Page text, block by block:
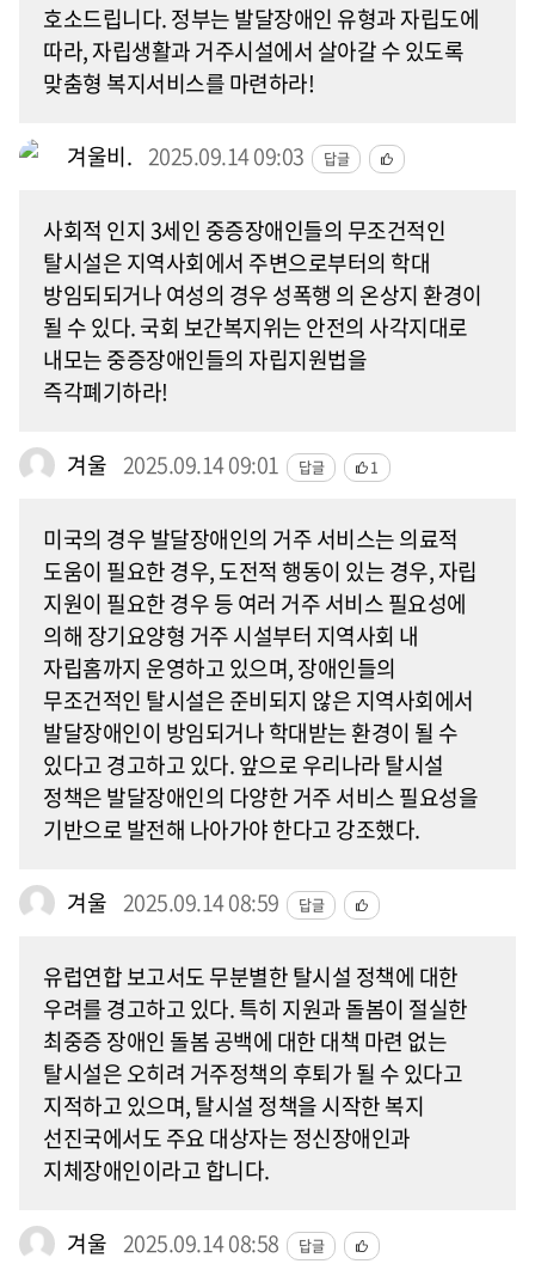
호소드립니다. 정부는 발달장애인 유형과 자립도에
따라, 자립생활과 거주시설에서 살아갈 수 있도록
맞춤형 복지서비스를 마련하라!
겨울비. 2025.09.14 09:03 답글
사회적 인지 3세인 중증장애인들의 무조건적인
탈시설은 지역사회에서 주변으로부터의 학대
방임되되거나 여성의 경우 성폭행 의 온상지 환경이
될 수 있다. 국회 보간복지위는 안전의 사각지대로
내모는 중증장애인들의 자립지원법을
즉각폐기하라!
겨울 2025.09.14 09:01 답글 1
미국의 경우 발달장애인의 거주 서비스는 의료적
도움이 필요한 경우, 도전적 행동이 있는 경우, 자립
지원이 필요한 경우 등 여러 거주 서비스 필요성에
의해 장기요양형 거주 시설부터 지역사회 내
자립홈까지 운영하고 있으며, 장애인들의
무조건적인 탈시설은 준비되지 않은 지역사회에서
발달장애인이 방임되거나 학대받는 환경이 될 수
있다고 경고하고 있다. 앞으로 우리나라 탈시설
정책은 발달장애인의 다양한 거주 서비스 필요성을
기반으로 발전해 나아가야 한다고 강조했다.
겨울 2025.09.14 08:59 답글
유럽연합 보고서도 무분별한 탈시설 정책에 대한
우려를 경고하고 있다. 특히 지원과 돌봄이 절실한
최중증 장애인 돌봄 공백에 대한 대책 마련 없는
탈시설은 오히려 거주정책의 후퇴가 될 수 있다고
지적하고 있으며, 탈시설 정책을 시작한 복지
선진국에서도 주요 대상자는 정신장애인과
지체장애인이라고 합니다.
겨울 2025.09.14 08:58 답글